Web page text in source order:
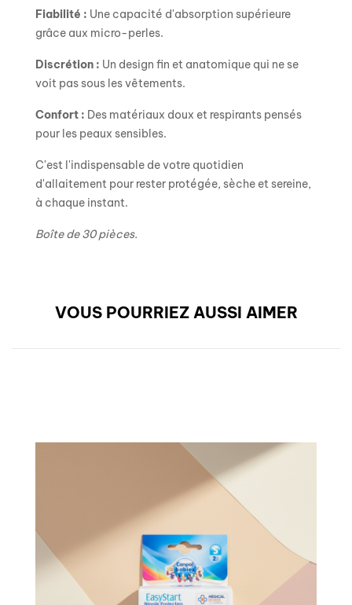
Fiabilité : Une capacité d'absorption supérieure
grâce aux micro-perles.
Discrétion : Un design fin et anatomique qui ne se
voit pas sous les vêtements.
Confort : Des matériaux doux et respirants pensés
pour les peaux sensibles.
C'est l'indispensable de votre quotidien
d'allaitement pour rester protégée, sèche et sereine,
à chaque instant.
Boîte de 30 pièces.
VOUS POURRIEZ AUSSI AIMER